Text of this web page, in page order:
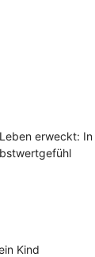
erweckt: In
Kind